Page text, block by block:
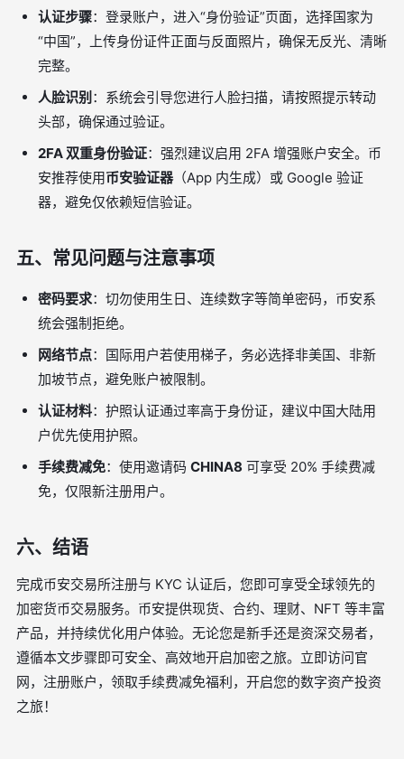
认证步骤：登录账户，进入“身份验证”页面，选择国家为
“中国”，上传身份证件正面与反面照片，确保无反光、清晰
完整。
人脸识别 ：系统会引导您进行人脸扫描，请按照提示转动
头部，确保通过验证。
2FA 双重身份验证：强烈建议启用 2FA 增强账户安全。币
安推荐使用币安验证器（App 内生成）或 Google 验证
器，避免仅依赖短信验证。
五、常见问题与注意事项
密码要求：切勿使用生日、连续数字等简单密码，币安系
统会强制拒绝。
网络节点：国际用户若使用梯子，务必选择非美国、非新
加坡节点，避免账户被限制。
认证材料：护照认证通过率高于身份证，建议中国大陆用
户优先使用护照。
手续费减免：使用邀请码 CHINA8 可享受 20% 手续费减
免，仅限新注册用户。
六、结语
完成币安交易所注册与 KYC 认证后，您即可享受全球领先的
加密货币交易服务。币安提供现货、合约、理财、NFT 等丰富
产品，并持续优化用户体验。无论您是新手还是资深交易者，
遵循本文步骤即可安全、高效地开启加密之旅。立即访问官
网，注册账户，领取手续费减免福利，开启您的数字资产投资
之旅！